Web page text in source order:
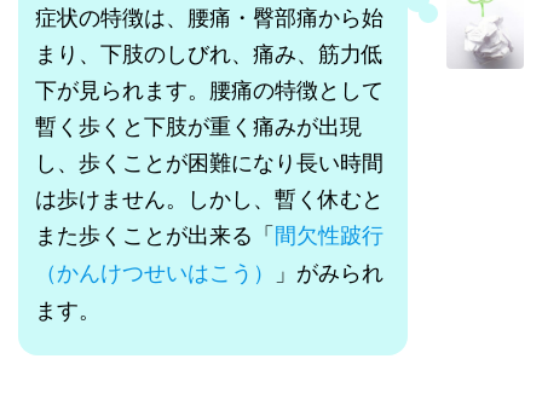
症状の特徴は、腰痛・臀部痛から始
まり、下肢のしびれ、痛み、筋力低
下が見られます。腰痛の特徴として
暫く歩くと下肢が重く痛みが出現
し、歩くことが困難になり長い時間
は歩けません。しかし、暫く休むと
また歩くことが出来る「間欠性跛行
（かんけつせいはこう）
」がみられ
ます。